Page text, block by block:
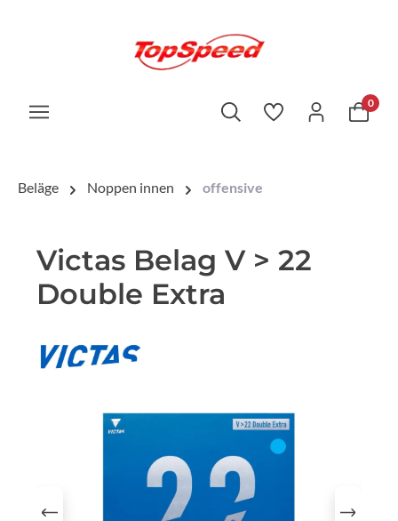
0
Beläge Noppen innen offensive
Victas Belag V > 22
Double Extra
Bildergalerie überspringen